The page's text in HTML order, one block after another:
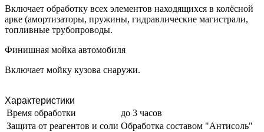
Включает обработку всех элементов находящихся в колёсной
арке (амортизаторы, пружины, гидравлические магистрали,
топливные трубопроводы.
Финишная мойка автомобиля
Включает мойку кузова снаружи.
Характеристики
Время обработки
до 3 часов
Защита от реагентов и соли Обработка составом "Антисоль"